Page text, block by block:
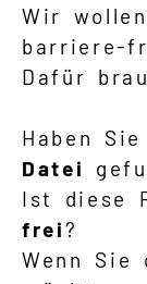
Wir
barriere-
Dafür
Haben
Datei
Ist diese
frei?
Wenn Sie